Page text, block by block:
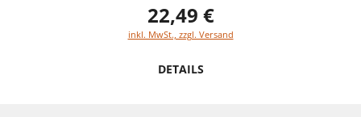
22,49 €
inkl. MwSt., zzgl. Versand
DETAILS